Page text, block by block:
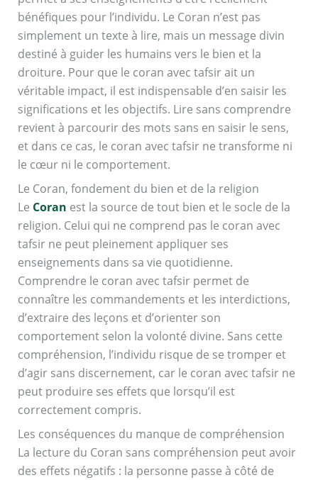
bénéfiques pour l’individu. Le Coran n’est pas
simplement un texte à lire, mais un message divin
destiné à guider les humains vers le bien et la
droiture. Pour que le coran avec tafsir ait un
véritable impact, il est indispensable d’en saisir les
significations et les objectifs. Lire sans comprendre
revient à parcourir des mots sans en saisir le sens,
et dans ce cas, le coran avec tafsir ne transforme ni
le cœur ni le comportement.
Le Coran, fondement du bien et de la religion
Le Coran est la source de tout bien et le socle de la
religion. Celui qui ne comprend pas le coran avec
tafsir ne peut pleinement appliquer ses
enseignements dans sa vie quotidienne.
Comprendre le coran avec tafsir permet de
connaître les commandements et les interdictions,
d’extraire des leçons et d’orienter son
comportement selon la volonté divine. Sans cette
compréhension, l’individu risque de se tromper et
d’agir sans discernement, car le coran avec tafsir ne
peut produire ses effets que lorsqu’il est
correctement compris.
Les conséquences du manque de compréhension
La lecture du Coran sans compréhension peut avoir
des effets négatifs : la personne passe à côté de